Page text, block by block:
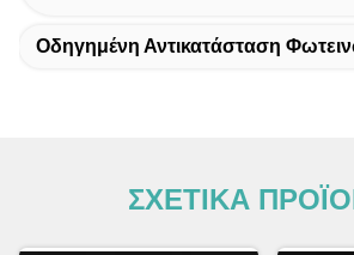
Οδηγημένη Αντικατάσταση
ΣΧΕΤΙΚΑ